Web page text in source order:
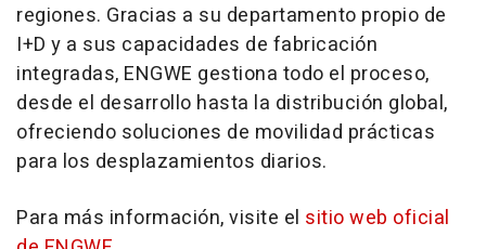
regiones. Gracias a su departamento propio de
I+D y a sus capacidades de fabricación
integradas, ENGWE gestiona todo el proceso,
desde el desarrollo hasta la distribución global,
ofreciendo soluciones de movilidad prácticas
para los desplazamientos diarios.
Para más información, visite el sitio web oficial